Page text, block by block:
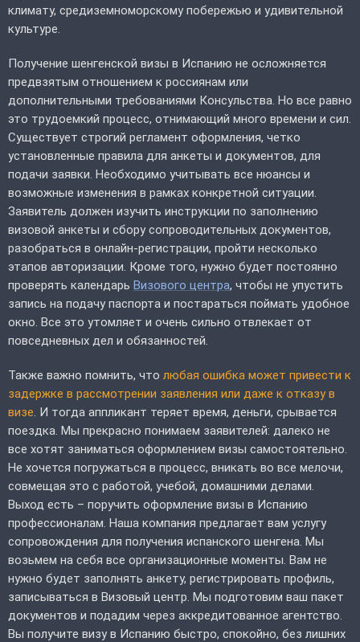
климату, средиземноморскому побережью и удивительной
культуре.
Получение шенгенской визы в Испанию не осложняется
предвзятым отношением к россиянам или
дополнительными требованиями Консульства. Но все равно
это трудоемкий процесс, отнимающий много времени и сил.
Существует строгий регламент оформления, четко
установленные правила для анкеты и документов, для
подачи заявки. Необходимо учитывать все нюансы и
возможные изменения в рамках конкретной ситуации.
Заявитель должен изучить инструкции по заполнению
визовой анкеты и сбору сопроводительных документов,
разобраться в онлайн-регистрации, пройти несколько
этапов авторизации. Кроме того, нужно будет постоянно
проверять календарь Визового центра, чтобы не упустить
запись на подачу паспорта и постараться поймать удобное
окно. Все это утомляет и очень сильно отвлекает от
повседневных дел и обязанностей.
Также важно помнить, что любая ошибка может привести к
задержке в рассмотрении заявления или даже к отказу в
визе . И тогда аппликант теряет время, деньги, срывается
поездка. Мы прекрасно понимаем заявителей: далеко не
все хотят заниматься оформлением визы самостоятельно.
Не хочется погружаться в процесс, вникать во все мелочи,
совмещая это с работой, учебой, домашними делами.
Выход есть – поручить оформление визы в Испанию
профессионалам. Наша компания предлагает вам услугу
сопровождения для получения испанского шенгена. Мы
возьмем на себя все организационные моменты. Вам не
нужно будет заполнять анкету, регистрировать профиль,
записываться в Визовый центр. Мы подготовим ваш пакет
документов и подадим через аккредитованное агентство.
Вы получите визу в Испанию быстро, спокойно, без лишних